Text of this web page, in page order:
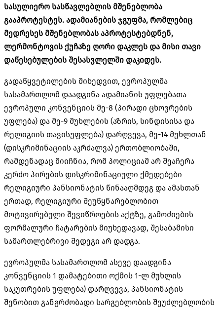
სასულიერო სასწავლებლის მშენებლობა
გააპროტესტეს. ადამიანების ჯგუფმა, რომლებიც
მედრესეს მშენებლობას აპროტესტებდნენ,
ლერმონტოვის ქუჩაზე ღორი დაკლეს და მისი თავი
დაწესებულების შესასვლელში დაკიდეს.
გადაწყვეტილების მიხედვით, ევროპულმა
სასამართლომ დაადგინა ადამიანის უფლებათა
ევროპული კონვენციის მე-8 (პირადი ცხოვრების
უფლება) და მე-9 მუხლების (აზრის, სინდისისა და
რელიგიის თავისუფლება) დარღვევა, მე-14 მუხლთან
(დისკრიმინაციის აკრძალვა) ერთობლიობაში,
რამდენადაც მიიჩნია, რომ პოლიციამ არ შეაჩერა
კერძო პირების დისკრიმინაციული ქმედებები
რელიგიური პანსიონატის წინააღმდეგ და ამასთან
ერთად, რელიგიური შეუწყნარებლობით
მოტივირებული შევიწროების აქტზე, გამოძიების
ფორმალური ჩატარების მიუხედავად, შესაბამისი
სამართლებრივი შედეგი არ დადგა.
ევროპულმა სასამართლომ ასევე დაადგინა
კონვენციის 1 დამატებითი ოქმის 1-ლ მუხლის
საკუთრების უფლება) დარღვევა, პანსიონატის
შენობით განგრძობადი სარგებლობის შეუძლებლობის